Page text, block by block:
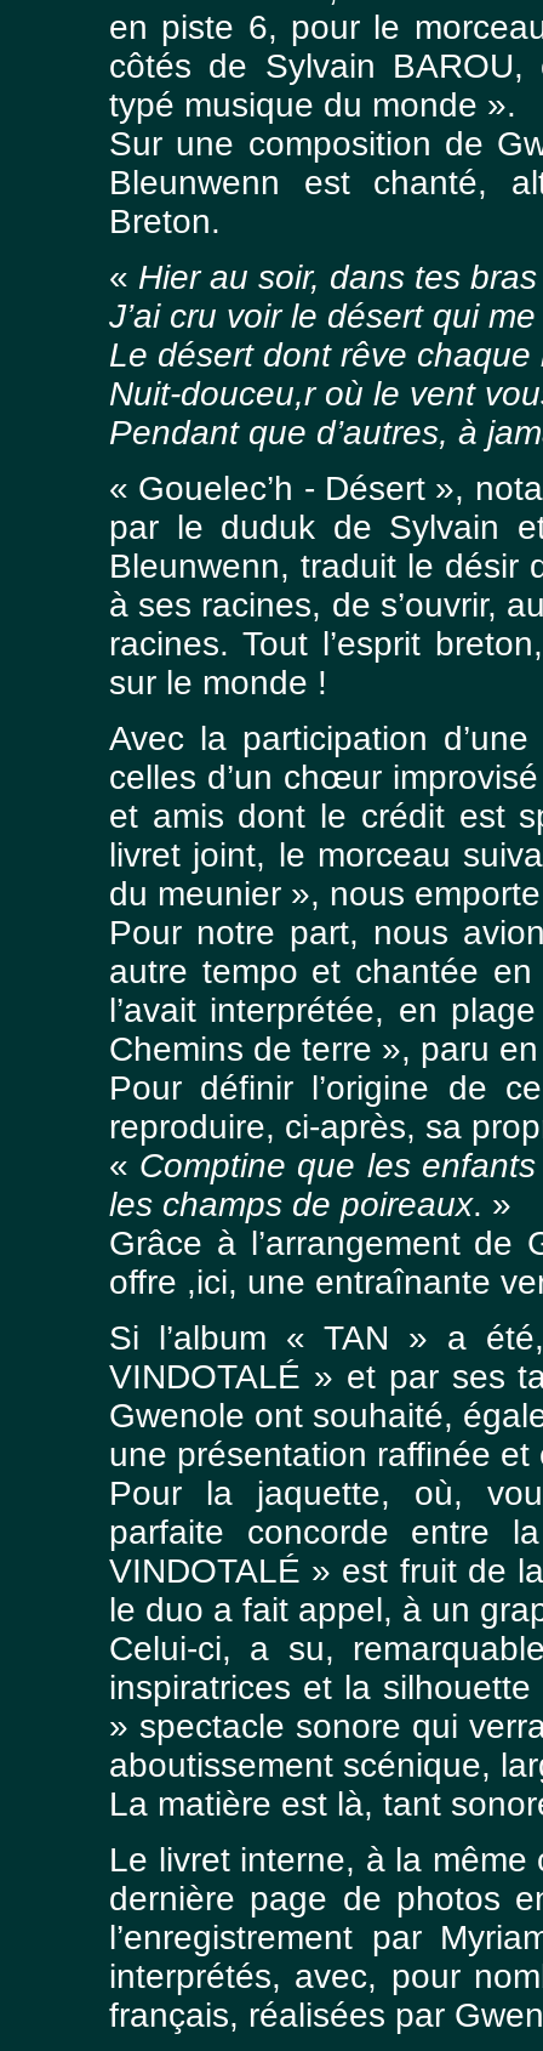
en piste 6, pour le
côtés de Sylvain
typé musique du monde ».
Sur une composition de
Bleunwenn est chanté,
Breton.
« Hier au soir, dans tes
J’ai cru voir le désert qui
Le désert dont rêve chaque
Nuit-douceu,r où le vent
Pendant que d’autres, à
« Gouelec’h - Désert »,
par le duduk de Sylvain
Bleunwenn, traduit le désir
à ses racines, de s’ouvrir,
racines. Tout l’esprit
sur le monde !
Avec la participation
celles d’un chœur
et amis dont le crédit est
livret joint, le morceau
du meunier », nous
Pour notre part, nous
autre tempo et chantée
l’avait interprétée, en
Chemins de terre », paru
Pour définir l’origine de
reproduire, ci-après, sa
« Comptine que les
les champs de poireaux. »
Grâce à l’arrangement de
offre ,ici, une entraînante
Si l’album « TAN » a
VINDOTALÉ » et par ses
Gwenole ont souhaité,
une présentation raffinée
Pour la jaquette, où,
parfaite concorde entre
VINDOTALÉ » est fruit de
le duo a fait appel, à un
Celui-ci, a su,
inspiratrices et la
» spectacle sonore qui
aboutissement scénique,
La matière est là, tant
Le livret interne, à la
dernière page de photos
l’enregistrement par
interprétés, avec, pour
français, réalisées par